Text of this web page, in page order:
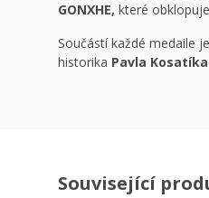
GONXHE, které obklopuje
Součástí každé medaile je
historika Pavla
Související